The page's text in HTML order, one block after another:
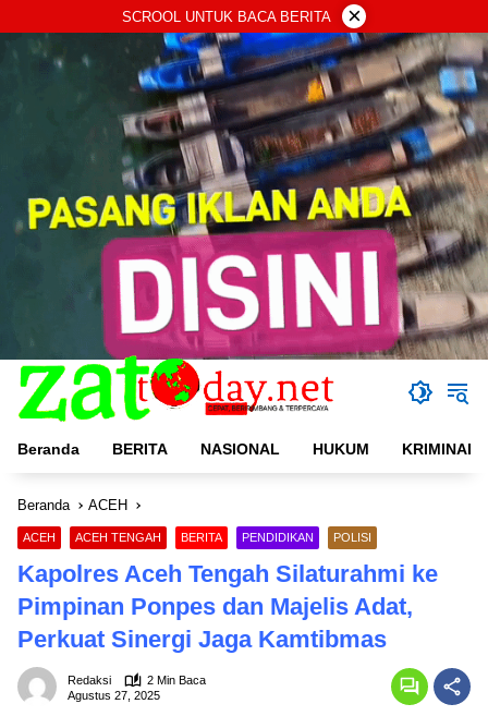
ke
konten
SCROOL UNTUK BACA BERITA ×
Beranda BERITA NASIONAL HUKUM KRIMINAL
Beranda ACEH
ACEH ACEH TENGAH BERITA PENDIDIKAN POLISI
Kapolres Aceh Tengah Silaturahmi ke
Pimpinan Ponpes dan Majelis Adat,
Perkuat Sinergi Jaga Kamtibmas
Redaksi
2 Min Baca
Agustus 27, 2025